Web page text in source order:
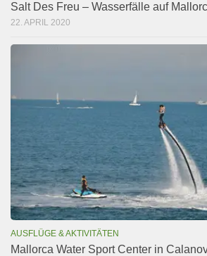
Salt Des Freu – Wasserfälle auf
22. APRIL 2020
AUSFLÜGE & AKTIVITÄTEN
Mallorca Water Sport Center in